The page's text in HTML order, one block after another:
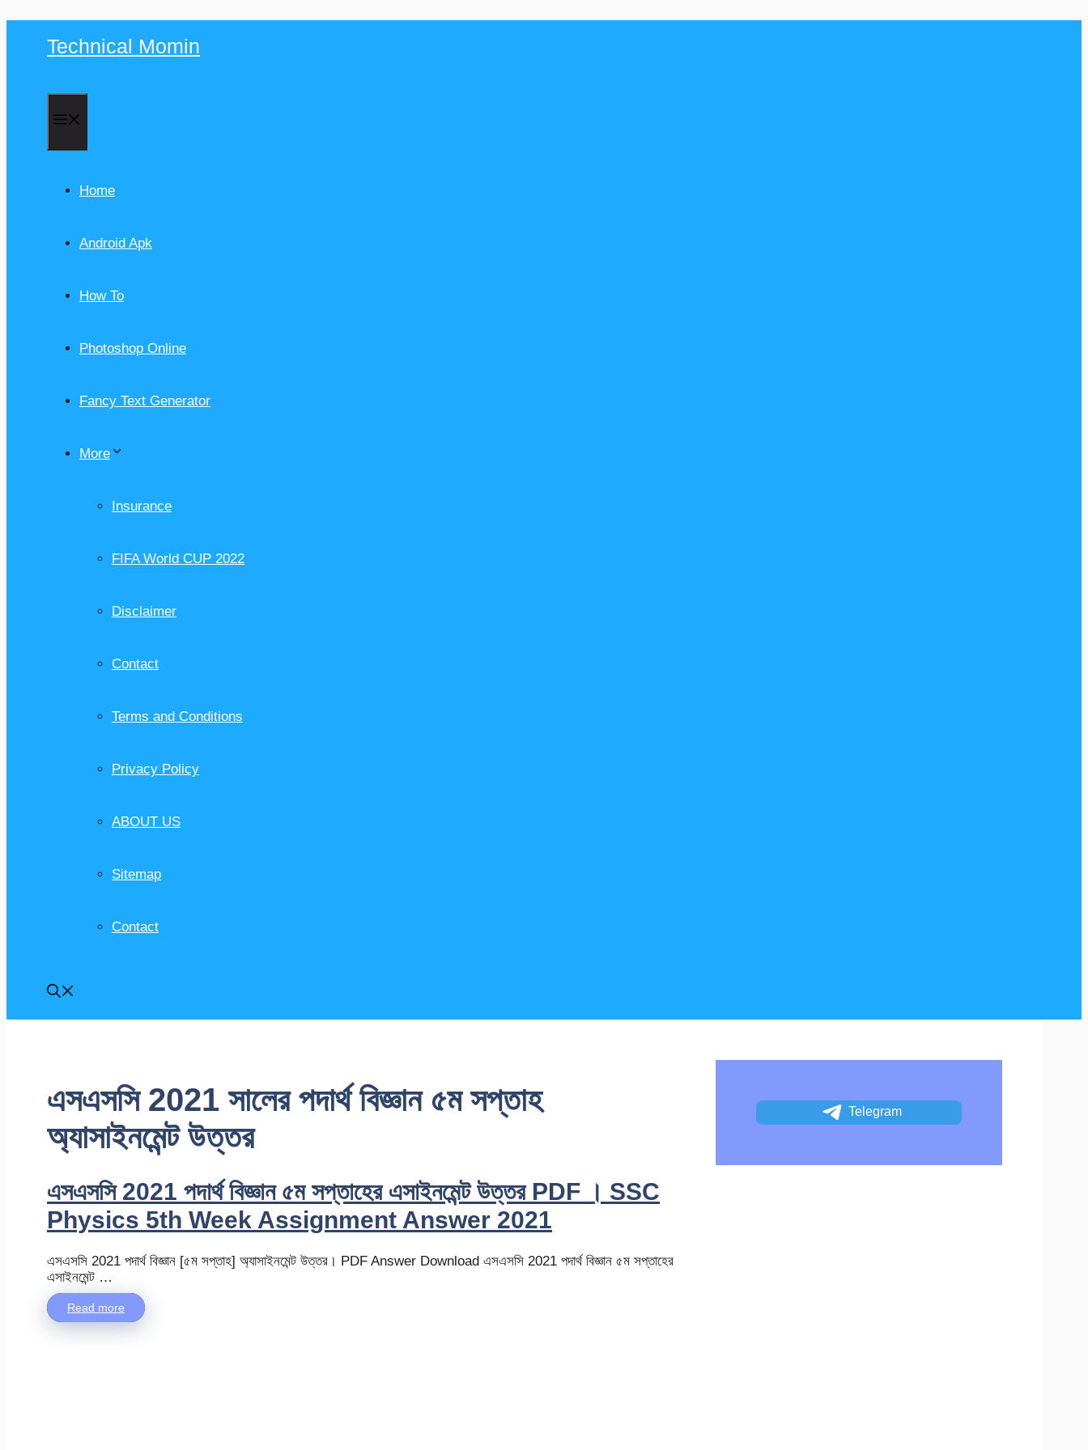
content
Technical Momin
Home
Android Apk
How To
Photoshop Online
Fancy Text Generator
More
Insurance
FIFA World CUP 2022
Disclaimer
Contact
Terms and Conditions
Privacy Policy
ABOUT US
Sitemap
Contact
এসএসসি 2021 সালের পদার্থ বিজ্ঞান ৫ম সপ্তাহ
অ্যাসাইনমেন্ট উত্তর
এসএসসি 2021 পদার্থ বিজ্ঞান ৫ম সপ্তাহের এসাইনমেন্ট উত্তর PDF । SSC
Physics 5th Week Assignment Answer 2021
এসএসসি 2021 পদার্থ বিজ্ঞান [৫ম সপ্তাহ] অ্যাসাইনমেন্ট উত্তর। PDF Answer Download এসএসসি 2021 পদার্থ বিজ্ঞান ৫ম সপ্তাহের
এসাইনমেন্ট …
Read more
Telegram